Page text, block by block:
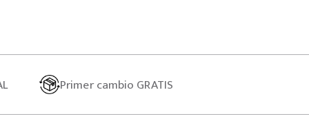
Primercambio GRATIS